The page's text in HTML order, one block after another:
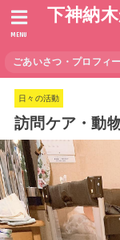
下神納
MENU
ごあいさつ・プロフィ
日々の活動
訪問ケア・動